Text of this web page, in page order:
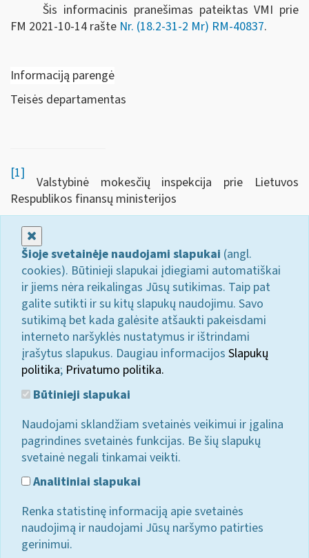
Šis informacinis pranešimas pateiktas VMI prie
FM 2021-10-14 rašte Nr. (18.2-31-2 Mr) RM-40837.
Informaciją parengė
Teisės departamentas
[1]
Valstybinė mokesčių inspekcija prie Lietuvos
Respublikos finansų ministerijos
Šioje svetainėje naudojami slapukai (angl.
cookies). Būtinieji slapukai įdiegiami automatiškai
ir jiems nėra reikalingas Jūsų sutikimas. Taip pat
galite sutikti ir su kitų slapukų naudojimu. Savo
sutikimą bet kada galėsite atšaukti pakeisdami
interneto naršyklės nustatymus ir ištrindami
įrašytus slapukus. Daugiau informacijos Slapukų
politika; Privatumo politika.
Būtinieji slapukai
Naudojami sklandžiam svetainės veikimui ir įgalina
pagrindines svetainės funkcijas. Be šių slapukų
svetainė negali tinkamai veikti.
Analitiniai slapukai
Renka statistinę informaciją apie svetainės
naudojimą ir naudojami Jūsų naršymo patirties
gerinimui.